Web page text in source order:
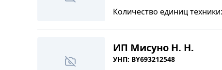
Количество единиц
ИП Мисуно Н. Н.
УНП: BY693212548